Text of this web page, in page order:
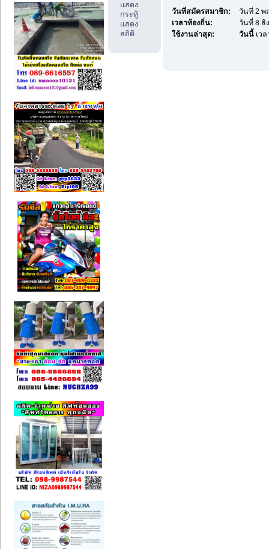
แสดง
กระทู้
แสดง
สถิติ
วันที่สมัครสมาชิก:
วันที่ 2 พ
เวลาท้องถิ่น:
วันที่ 8 สิ
ใช้งานล่าสุด:
วันนี้ เว